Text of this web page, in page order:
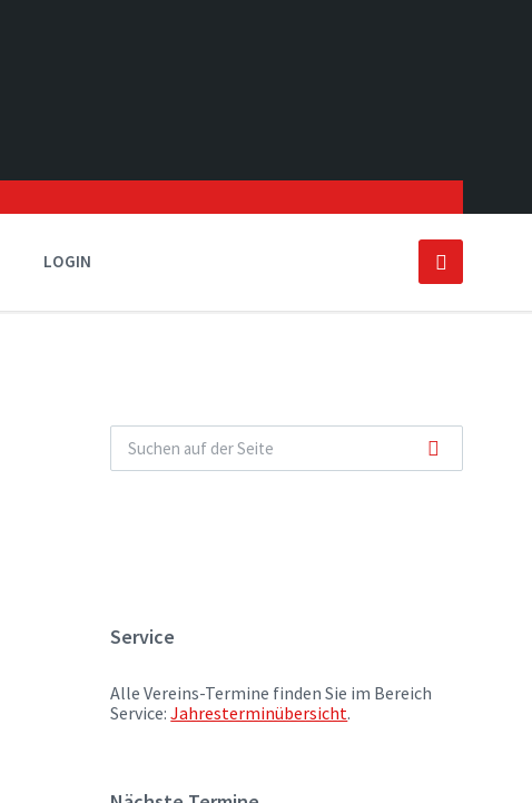
LOGIN
Service
Alle Vereins-Termine finden Sie im Bereich
Service:Jahresterminübersicht.